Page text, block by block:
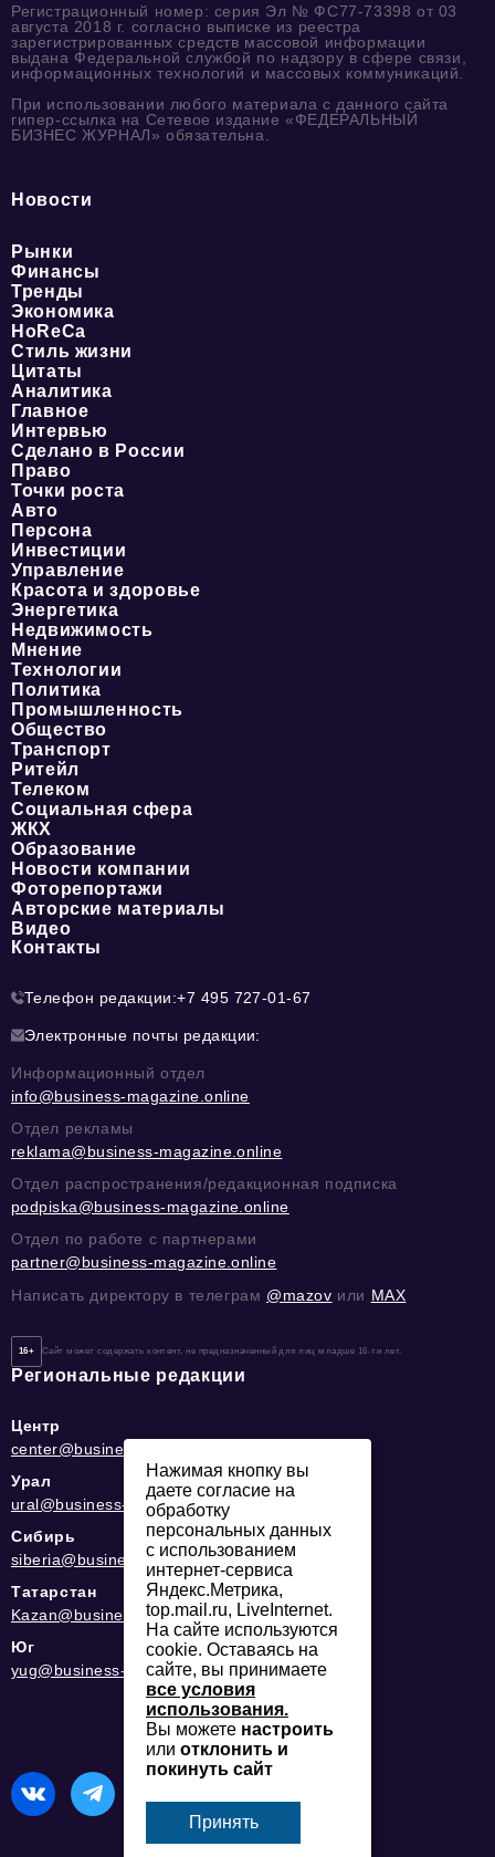
Регистрационный номер: серия Эл № ФС77-73398 от 03
августа 2018 г. согласно выписке из реестра
зарегистрированных средств массовой информации
выдана Федеральной службой по надзору в сфере связи,
информационных технологий и массовых коммуникаций.
При использовании любого материала с данного сайта
гипер-ссылка на Сетевое издание «ФЕДЕРАЛЬНЫЙ
БИЗНЕС ЖУРНАЛ» обязательна.
Новости
Рынки
Финансы
Тренды
Экономика
HoReCa
Стиль жизни
Цитаты
Аналитика
Главное
Интервью
Сделано в России
Право
Точки роста
Авто
Персона
Инвестиции
Управление
Красота и здоровье
Энергетика
Недвижимость
Мнение
Технологии
Политика
Промышленность
Общество
Транспорт
Ритейл
Телеком
Социальная сфера
ЖКХ
Образование
Новости компании
Фоторепортажи
Авторские материалы
Видео
Контакты
Телефон редакции:+7 495 727-01-67
Электронные почты редакции:
Информационный отдел
info@business-magazine.online
Отдел рекламы
reklama@business-magazine.online
Отдел распространения/редакционная подписка
podpiska@business-magazine.online
Отдел по работе с партнерами
partner@business-magazine.online
Написать директору в телеграм @mazov или MAX
16+ Сайт может содержать контент, не предназначенный для лиц младше 16-ти лет.
Региональные редакции
Центр
center@business-magazine.online
Урал
ural@business-magazine.online
Сибирь
siberia@business-magazine.online
Татарстан
Kazan@business-magazine.online
Юг
yug@business-magazine.online
Нажимая кнопку вы
даете согласие на
обработку
персональных данных
с использованием
интернет-сервиса
Яндекс.Метрика,
top.mail.ru, LiveInternet.
На сайте используются
cookie. Оставаясь на
сайте, вы принимаете
все условия
использования.
Вы можете настроить
или отклонить и
покинуть сайт
Принять